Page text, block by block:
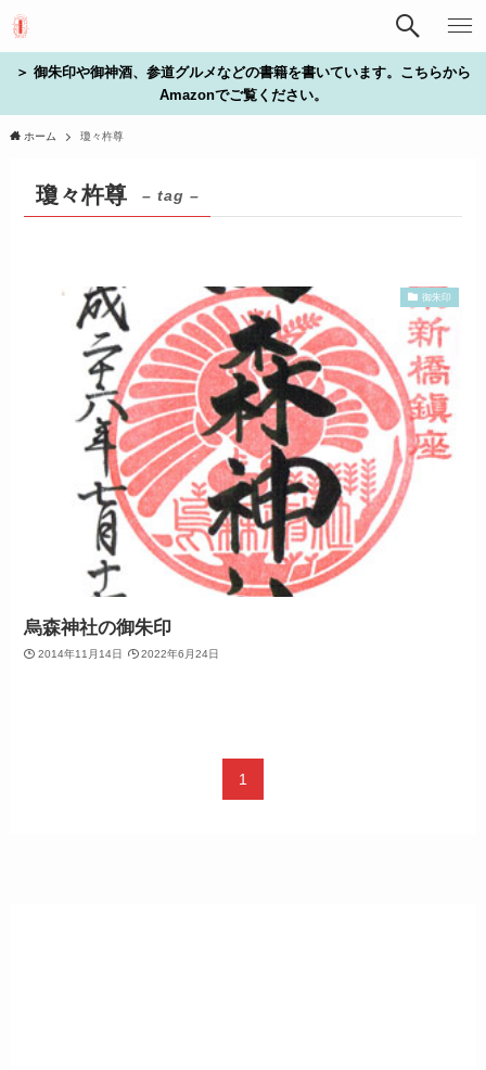
＞ 御朱印や御神酒、参道グルメなどの書籍を書いています。こちらから
Amazonでご覧ください。
ホーム 瓊々杵尊
瓊々杵尊 – tag –
御朱印
烏森神社の御朱印
2014年11月14日 2022年6月24日
1